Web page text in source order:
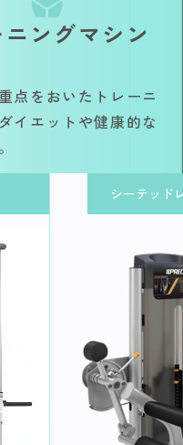
ングマシン
点をおいたトレーニ
イエットや健康的な
シーテッド